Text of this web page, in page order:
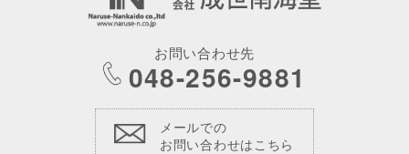
お問い合わせ先
048-256-9881
メールでの
お問い合わせはこちら